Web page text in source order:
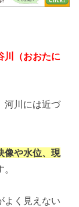
川
（おおたに
河川には近づ
像や水位、現
よく見えない